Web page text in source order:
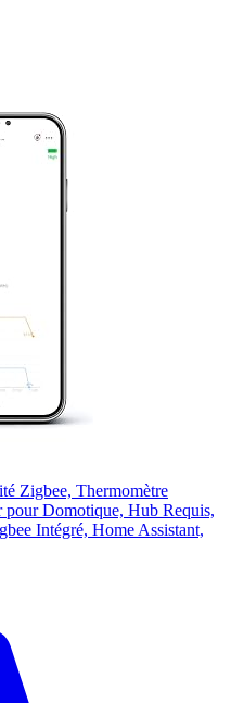
Zigbee, Thermomètre
Domotique, Hub Requis,
Intégré, Home Assistant,